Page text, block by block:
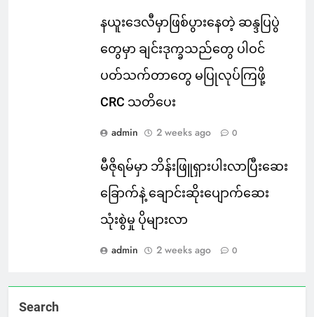
နယူးဒေလီမှာဖြစ်ပွားနေတဲ့ ဆန္ဒပြပွဲ
တွေမှာ ချင်းဒုက္ခသည်တွေ ပါဝင်
ပတ်သက်တာတွေ မပြုလုပ်ကြဖို့
CRC သတိပေး
admin 2 weeks ago 0
မီဇိုရမ်မှာ ဘိန်းဖြူရှားပါးလာပြီးဆေး
ခြောက်နဲ့ ချောင်းဆိုးပျောက်ဆေး
သုံးစွဲမှု ပိုများလာ
admin 2 weeks ago 0
Search